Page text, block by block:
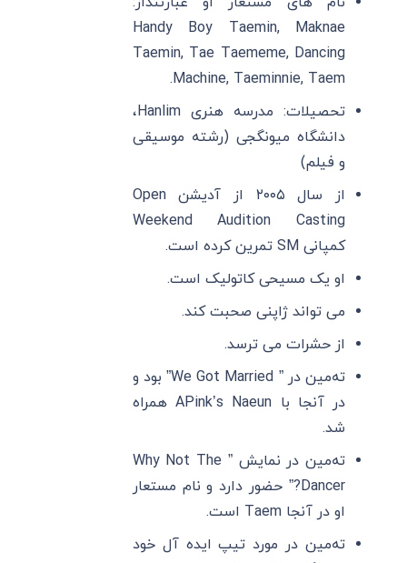
Handy Boy Taemin, Maknae
Taemin, Tae Taememe, Dancing
Machine, Taeminnie, Taem.
تحصیلات: مدرسه هنری Hanlim،
دانشگاه میونگجی (رشته موسیقی
و فیلم)
از سال ۲۰۰۵ از آدیشن Open
Weekend Audition Casting
کمپانی SM تمرین کرده است.
او یک مسیحی کاتولیک است.
می تواند ژاپنی صحبت کند.
از حشرات می ترسد.
ته‌مین در ” We Got Married” بود و
در آنجا با APink’s Naeun همراه
شد.
ته‌مین در نمایش ” Why Not The
Dancer?” حضور دارد و نام مستعار
او در آنجا Taem است.
ته‌مین در مورد تیپ ایده آل خود